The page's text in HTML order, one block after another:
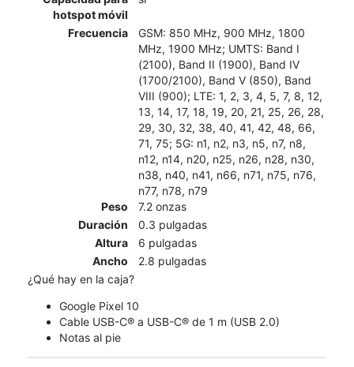
hotspot móvil
Frecuencia
GSM: 850 MHz, 900 MHz, 1800
MHz, 1900 MHz; UMTS: Band I
(2100), Band II (1900), Band IV
(1700/2100), Band V (850), Band
VIII (900); LTE: 1, 2, 3, 4, 5, 7, 8, 12,
13, 14, 17, 18, 19, 20, 21, 25, 26, 28,
29, 30, 32, 38, 40, 41, 42, 48, 66,
71, 75; 5G: n1, n2, n3, n5, n7, n8,
n12, n14, n20, n25, n26, n28, n30,
n38, n40, n41, n66, n71, n75, n76,
n77, n78, n79
Peso
7.2 onzas
Duración
0.3 pulgadas
Altura
6 pulgadas
Ancho
2.8 pulgadas
¿Qué hay en la caja?
Google Pixel 10
Cable USB-C® a USB-C® de 1 m (USB 2.0)
Notas al pie